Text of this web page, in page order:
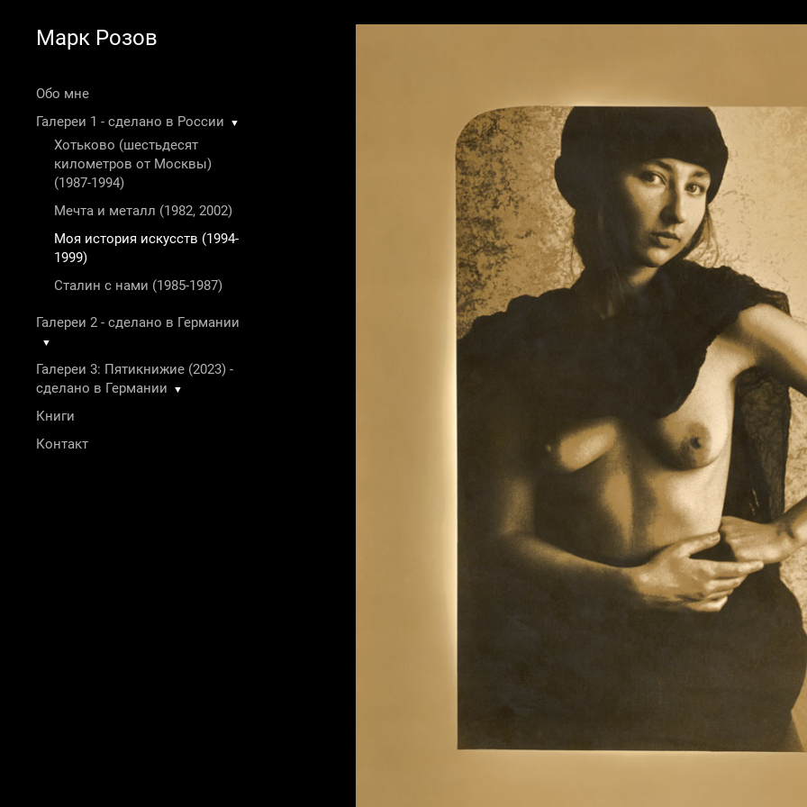
Марк Розов
Обо мне
Галереи 1 - сделано в России
▼
Хотьково (шестьдесят
километров от Москвы)
(1987-1994)
Мечта и металл (1982, 2002)
Моя история искусств (1994-
1999)
Сталин с нами (1985-1987)
Галереи 2 - сделано в Германии
▼
Галереи 3: Пятикнижие (2023) -
сделано в Германии
▼
Книги
Контакт